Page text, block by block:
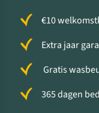
€10
Extra jaar
Gratis
365 dagen